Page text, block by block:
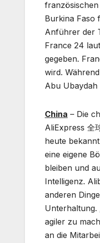
Burkina Faso
Anführer der
France 24
gegeben.
wird.
Abu Ubaydah
China – Die
AliExpress 全
heute
eine eigene
bleiben und
Intelligenz.
anderen
Unterhaltung.
agiler zu
an die